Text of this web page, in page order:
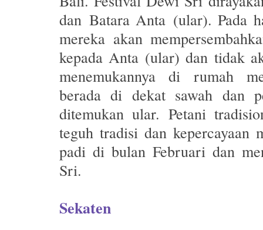
dan Batara Anta (ular). Pada
mereka akan
kepada Anta (ular) dan tidak
menemukannya di rumah
berada di dekat sawah dan
ditemukan ular. Petani
teguh tradisi dan kepercayaan
padi di bulan Februari dan
Sri.
Sekaten